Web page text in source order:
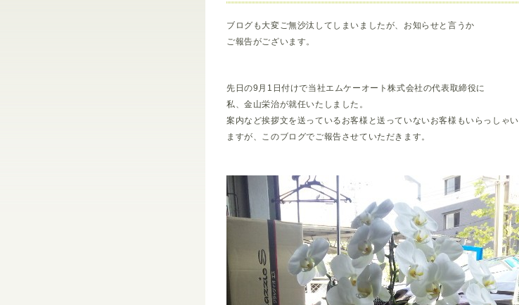
ブログも大変ご無沙汰してしまいましたが、お知らせと言うか
ご報告がございます。
先日の9月1日付けで当社エムケーオート株式会社の代表取締役に
私、金山栄治が就任いたしました。
案内など挨拶文を送っているお客様と送っていないお客様もいらっしゃい
ますが、このブログでご報告させていただきます。